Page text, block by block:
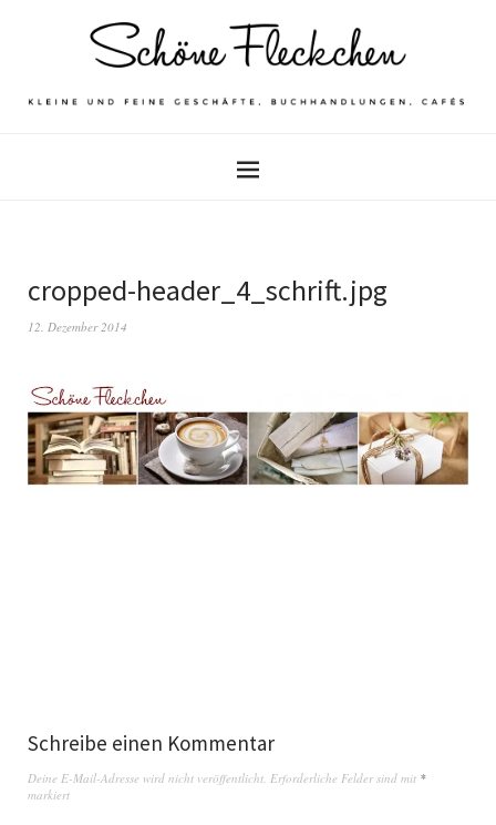
cropped-header_4_schrift.jpg
12. Dezember 2014
Schreibe einen Kommentar
Deine E-Mail-Adresse wird nicht veröffentlicht. Erforderliche Felder sind mit *
markiert